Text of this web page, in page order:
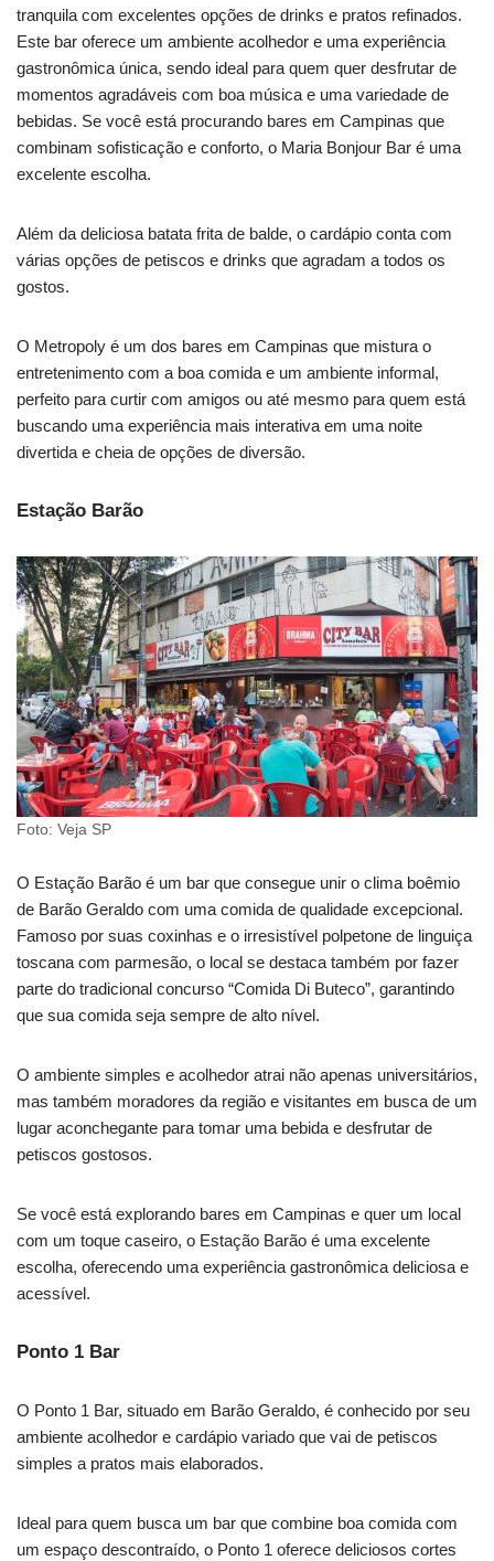
tranquila com excelentes opções de drinks e pratos refinados.
Este bar oferece um ambiente acolhedor e uma experiência
gastronômica única, sendo ideal para quem quer desfrutar de
momentos agradáveis com boa música e uma variedade de
bebidas. Se você está procurando bares em Campinas que
combinam sofisticação e conforto, o Maria Bonjour Bar é uma
excelente escolha.
Além da deliciosa batata frita de balde, o cardápio conta com
várias opções de petiscos e drinks que agradam a todos os
gostos.
O Metropoly é um dos bares em Campinas que mistura o
entretenimento com a boa comida e um ambiente informal,
perfeito para curtir com amigos ou até mesmo para quem está
buscando uma experiência mais interativa em uma noite
divertida e cheia de opções de diversão.
Estação Barão
Foto: Veja SP
O Estação Barão é um bar que consegue unir o clima boêmio
de Barão Geraldo com uma comida de qualidade excepcional.
Famoso por suas coxinhas e o irresistível polpetone de linguiça
toscana com parmesão, o local se destaca também por fazer
parte do tradicional concurso “Comida Di Buteco”, garantindo
que sua comida seja sempre de alto nível.
O ambiente simples e acolhedor atrai não apenas universitários,
mas também moradores da região e visitantes em busca de um
lugar aconchegante para tomar uma bebida e desfrutar de
petiscos gostosos.
Se você está explorando bares em Campinas e quer um local
com um toque caseiro, o Estação Barão é uma excelente
escolha, oferecendo uma experiência gastronômica deliciosa e
acessível.
Ponto 1 Bar
O Ponto 1 Bar, situado em Barão Geraldo, é conhecido por seu
ambiente acolhedor e cardápio variado que vai de petiscos
simples a pratos mais elaborados.
Ideal para quem busca um bar que combine boa comida com
um espaço descontraído, o Ponto 1 oferece deliciosos cortes